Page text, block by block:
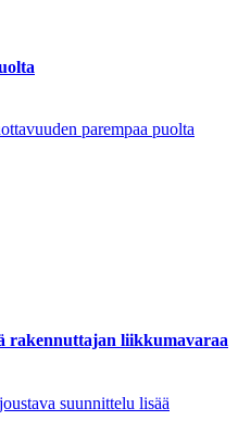
parempaa puolta
rakennuttajan liikkumavaraa
suunnittelu lisää